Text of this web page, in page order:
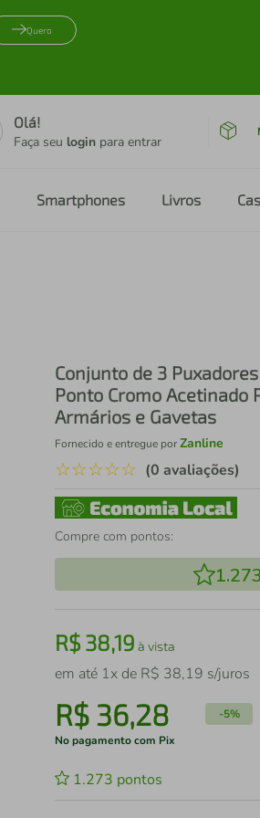
Quero
Olá!
Faça seu login para entrar
Smartphones Livros
Conjunto de 3
Ponto Cromo Acetinado
Armários e Gavetas
Fornecido e entregue porZanline
☆☆☆☆☆ (0 avaliações)
Compre com pontos:
1.273
R$38,19 à vista
em até 1x de R$ 38,19 s/juros
R$ 36,28 -5%
No pagamento com Pix
1.273 pontos